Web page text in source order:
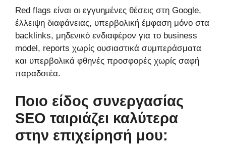
Red flags είναι οι εγγυημένες θέσεις στη Google,
έλλειψη διαφάνειας, υπερβολική έμφαση μόνο στα
backlinks, μηδενικό ενδιαφέρον για το business
model, reports χωρίς ουσιαστικά συμπεράσματα
και υπερβολικά φθηνές προσφορές χωρίς σαφή
παραδοτέα.
Ποιο είδος συνεργασίας
SEO ταιριάζει καλύτερα
στην επιχείρησή μου: